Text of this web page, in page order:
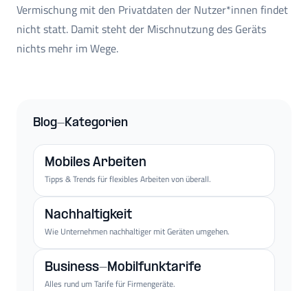
Vermischung mit den Privatdaten der Nutzer*innen findet
nicht statt. Damit steht der Mischnutzung des Geräts
nichts mehr im Wege.
Blog-Kategorien
Mobiles Arbeiten
Tipps & Trends für flexibles Arbeiten von überall.
Nachhaltigkeit
Wie Unternehmen nachhaltiger mit Geräten umgehen.
Business-Mobilfunktarife
Alles rund um Tarife für Firmengeräte.